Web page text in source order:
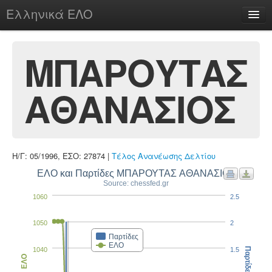
Ελληνικά ΕΛΟ
chesstu.be @ discord
Login
ΜΠΑΡΟΥΤΑΣ
ΑΘΑΝΑΣΙΟΣ
Η/Γ: 05/1996, ΕΣΟ: 27874 | Τέλος Ανανέωσης Δελτίου
ΕΛΟ και Παρτίδες ΜΠΑΡΟΥΤΑΣ ΑΘΑΝΑΣΙΟΣ
Source: chessfed.gr
Παρτίδες
ΕΛΟ
1040
1050
1060
ΕΛΟ
1.5
2
2.5
Παρτίδες